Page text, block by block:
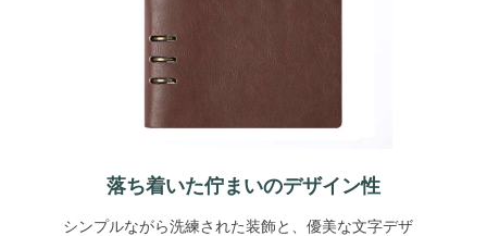
落ち着いた佇まいのデザイン性
シンプルながら洗練された装飾と、優美な文字デザ